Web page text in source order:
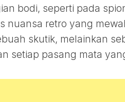
bodi, seperti pada
nuansa retro yang
skutik, melainkan
setiap pasang mata